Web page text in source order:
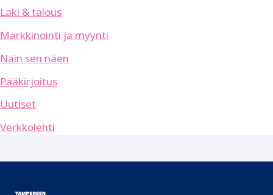
Laki & talous
Markkinointi ja myynti
Näin sen näen
Pääkirjoitus
Uutiset
Verkkolehti